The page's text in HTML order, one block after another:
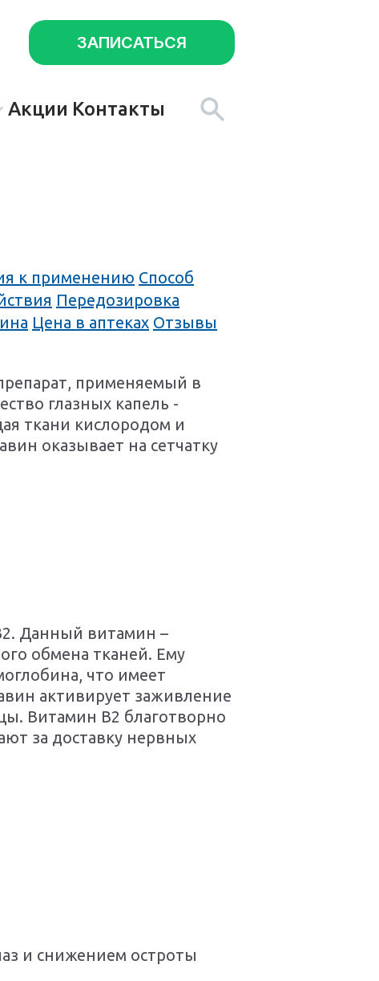
ЗАПИСАТЬСЯ
Акции Контакты
к применению Способ
Передозировка
Цена в аптеках Отзывы
применяемый в
глазных капель -
ткани кислородом и
оказывает на сетчатку
Данный витамин –
обмена тканей. Ему
что имеет
активирует заживление
Витамин В2 благотворно
за доставку нервных
и снижением остроты